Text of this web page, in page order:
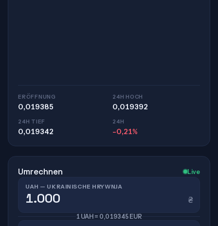
ERÖFFNUNG
0,019385
24H HOCH
0,019392
24H TIEF
0,019342
24H
-0,21%
Umrechnen Live
UAH — UKRAINISCHE HRYWNJA
₴
1 UAH = 0,019345 EUR